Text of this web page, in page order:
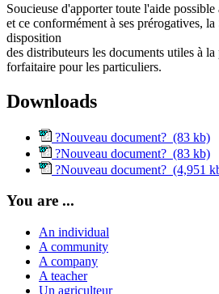
Soucieuse d'apporter toute l'aide
et ce conformément à ses prérogatives,
disposition
des distributeurs les documents utiles à
forfaitaire pour les particuliers.
Downloads
?Nouveau document? (83 kb)
?Nouveau document? (83 kb)
?Nouveau document? (4,951
You are ...
An individual
A community
A company
A teacher
Un agriculteur